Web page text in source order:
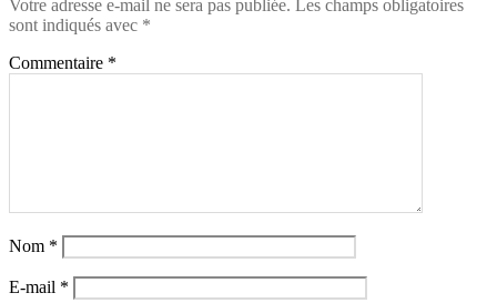
Votre adresse e-mail ne sera pas publiée. Les champs obligatoires
sont indiqués avec *
Commentaire *
Nom *
E-mail *